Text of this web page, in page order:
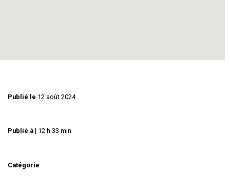
Publié le 12 août 2024
Publié à | 12 h 33 min
Catégorie